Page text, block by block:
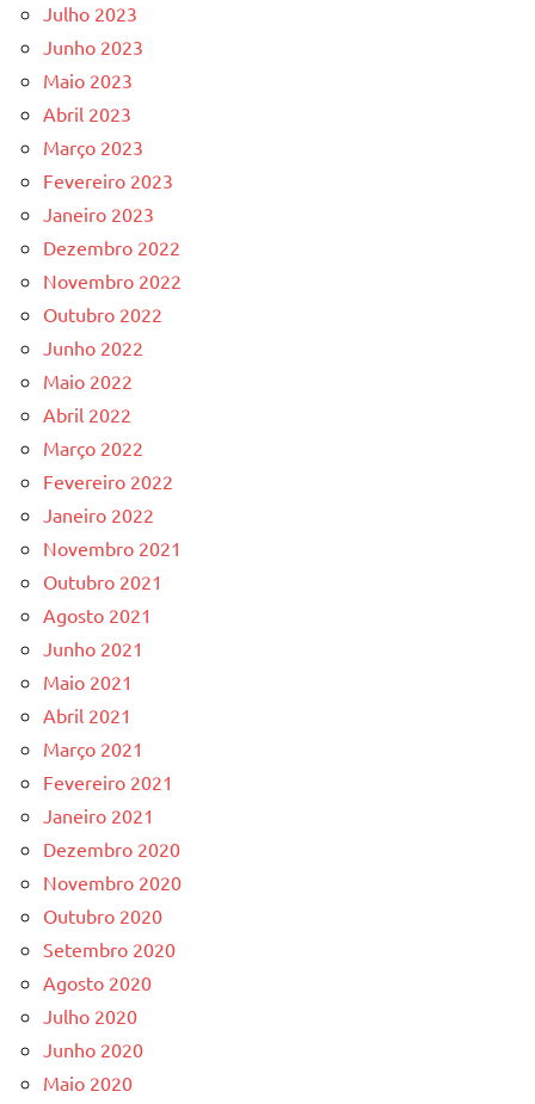
Julho 2023
Junho 2023
Maio 2023
Abril 2023
Março 2023
Fevereiro 2023
Janeiro 2023
Dezembro 2022
Novembro 2022
Outubro 2022
Junho 2022
Maio 2022
Abril 2022
Março 2022
Fevereiro 2022
Janeiro 2022
Novembro 2021
Outubro 2021
Agosto 2021
Junho 2021
Maio 2021
Abril 2021
Março 2021
Fevereiro 2021
Janeiro 2021
Dezembro 2020
Novembro 2020
Outubro 2020
Setembro 2020
Agosto 2020
Julho 2020
Junho 2020
Maio 2020